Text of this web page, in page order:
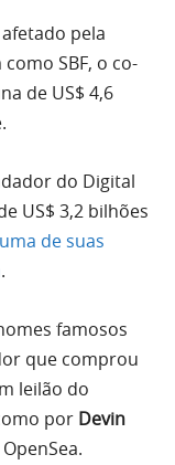
pela
como SBF, o co-
de US$ 4,6
do Digital
US$ 3,2 bilhões
uma de suas
.
famosos
que comprou
leilão do
por Devin